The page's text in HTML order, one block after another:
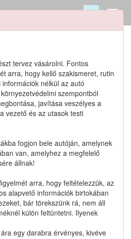
tervez vásárolni. Fontos
arra, hogy kellő szakismeret, rutin
nélkül az autó
szempontból
javítása veszélyes a
vezető és az utasok testi
fogjon bele autóján, amelynek
van, amelyhez a megfelelő
állnak!
arra, hogy feltételezzük, az
alapvető információk birtokában
bár törekszünk rá, nem áll
külön feltüntetni. Ilyenek
egy darabra érvényes, kivéve
szereplő termékek
nem szereplő termékek